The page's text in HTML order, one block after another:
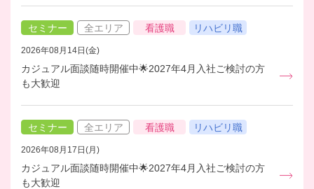
セミナー 全エリア 看護職 リハビリ職
2026年08月14日(金)
カジュアル面談随時開催中🌟2027年4月入社ご検討の方
も大歓迎
セミナー 全エリア 看護職 リハビリ職
2026年08月17日(月)
カジュアル面談随時開催中🌟2027年4月入社ご検討の方
も大歓迎